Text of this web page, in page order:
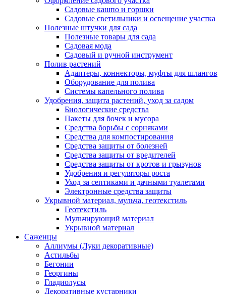
Садовые кашпо и горшки
Садовые светильники и освещение участка
Полезные штучки для сада
Полезные товары для сада
Садовая мода
Садовый и ручной инструмент
Полив растений
Адаптеры, коннекторы, муфты для шлангов
Оборудование для полива
Системы капельного полива
Удобрения, защита растений, уход за садом
Биологические средства
Пакеты для бочек и мусора
Средства борьбы с сорняками
Средства для компостирования
Средства защиты от болезней
Средства защиты от вредителей
Средства защиты от кротов и грызунов
Удобрения и регуляторы роста
Уход за септиками и дачными туалетами
Электронные средства защиты
Укрывной материал, мульча, геотекстиль
Геотекстиль
Мульчирующий материал
Укрывной материал
Саженцы
Аллиумы (Луки декоративные)
Астильбы
Бегонии
Георгины
Гладиолусы
Декоративные кустарники